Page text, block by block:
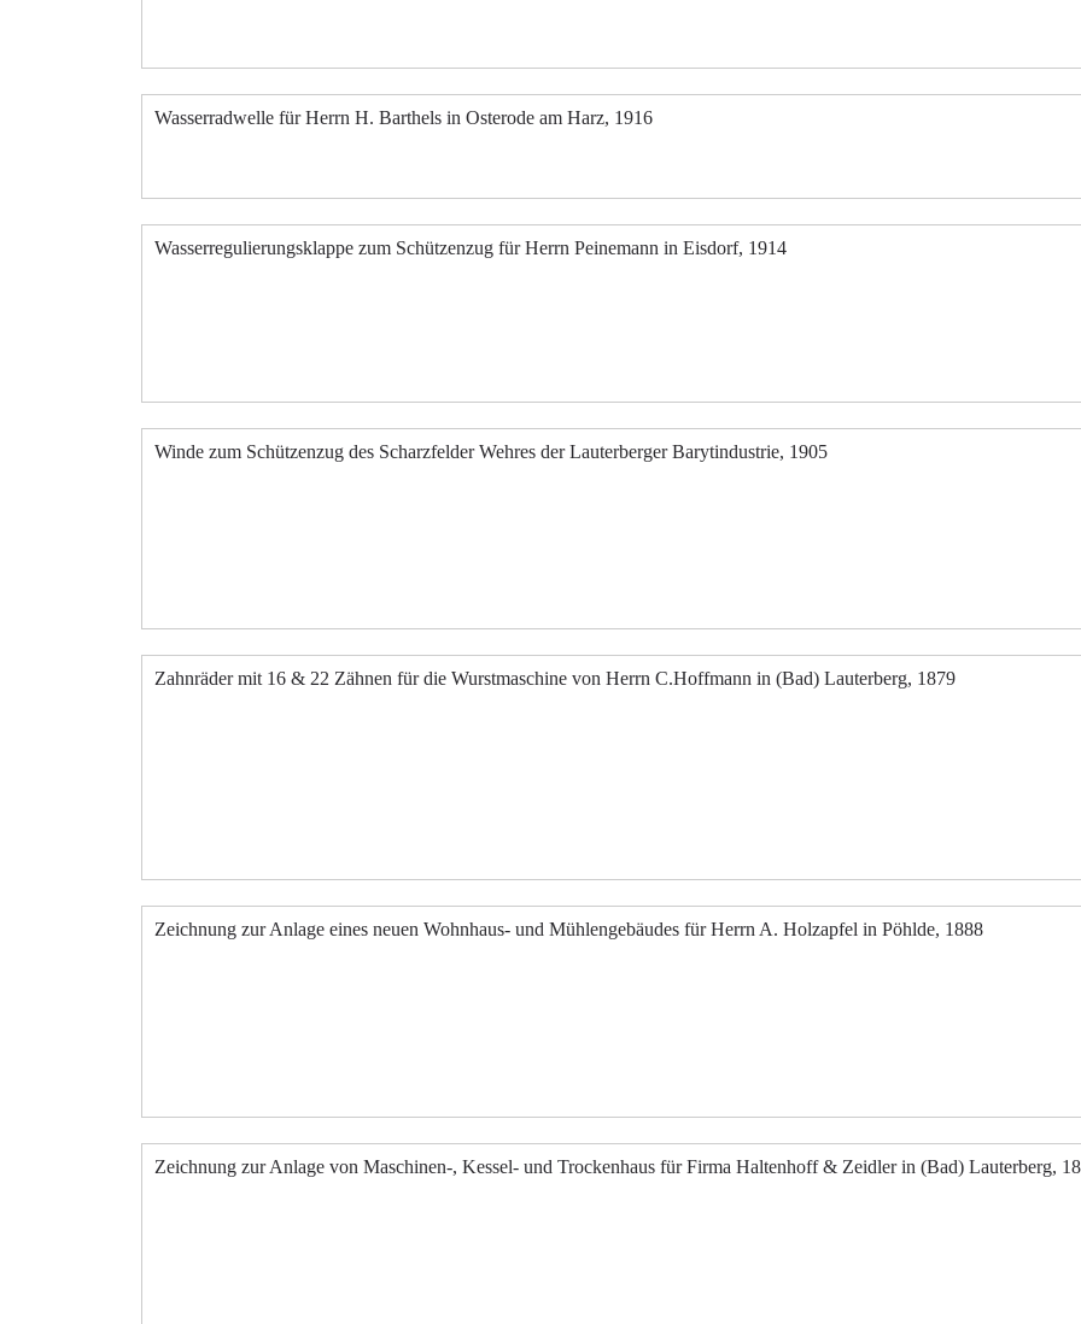
Wasserradwelle für Herrn H. Barthels in Osterode am Harz, 1916
Wasserregulierungsklappe zum Schützenzug für Herrn Peinemann in Eisdorf, 1914
Winde zum Schützenzug des Scharzfelder Wehres der Lauterberger Barytindustrie, 1905
Zahnräder mit 16 & 22 Zähnen für die Wurstmaschine von Herrn C.Hoffmann in (Bad) Lauterberg, 1879
Zeichnung zur Anlage eines neuen Wohnhaus- und Mühlengebäudes für Herrn A. Holzapfel in Pöhlde, 1888
Zeichnung zur Anlage von Maschinen-, Kessel- und Trockenhaus für Firma Haltenhoff & Zeidler in (Bad) Lauterberg,